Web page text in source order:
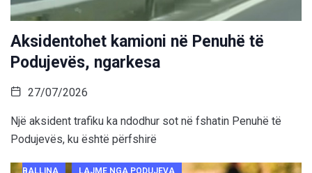
Aksidentohet kamioni në Penuhë të
Podujevës, ngarkesa
27/07/2026
Një aksident trafiku ka ndodhur sot në fshatin Penuhë të
Podujevës, ku është përfshirë
BALLINA LAJME NGA PODUJEVA